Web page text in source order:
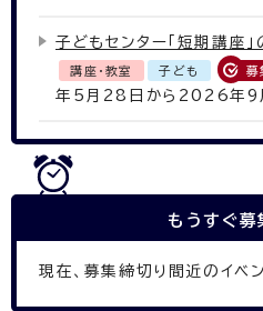
子どもセンター「短期講座
講座・教室 子ども 募
年5月28日から2026年9
もうすぐ募
現在、募集締切り間近のイベン